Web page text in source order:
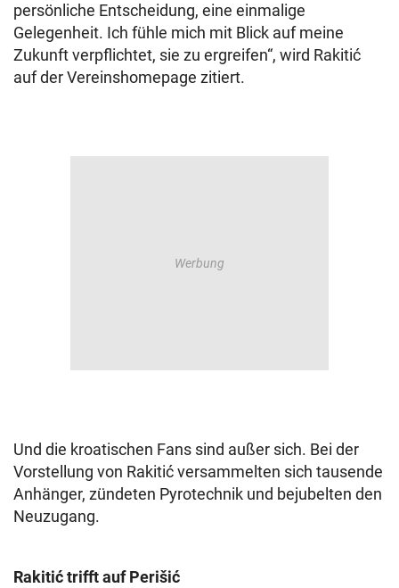
persönliche Entscheidung, eine einmalige
Gelegenheit. Ich fühle mich mit Blick auf meine
Zukunft verpflichtet, sie zu ergreifen“, wird Rakitić
auf der Vereinshomepage zitiert.
Und die kroatischen Fans sind außer sich. Bei der
Vorstellung von Rakitić versammelten sich tausende
Anhänger, zündeten Pyrotechnik und bejubelten den
Neuzugang.
Rakitić trifft auf Perišić